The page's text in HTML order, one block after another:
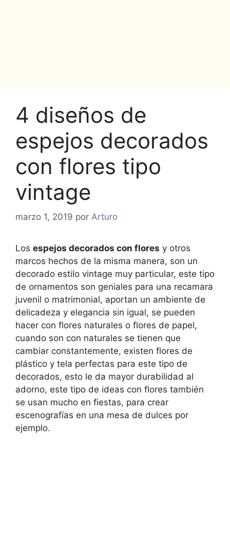
4 diseños de
espejos decorados
con flores tipo
vintage
marzo 1, 2019 por Arturo
Los espejos decorados con flores y otros
marcos hechos de la misma manera, son un
decorado estilo vintage muy particular, este tipo
de ornamentos son geniales para una recamara
juvenil o matrimonial, aportan un ambiente de
delicadeza y elegancia sin igual, se pueden
hacer con flores naturales o flores de papel,
cuando son con naturales se tienen que
cambiar constantemente, existen flores de
plástico y tela perfectas para este tipo de
decorados, esto le da mayor durabilidad al
adorno, este tipo de ideas con flores también
se usan mucho en fiestas, para crear
escenografías en una mesa de dulces por
ejemplo.